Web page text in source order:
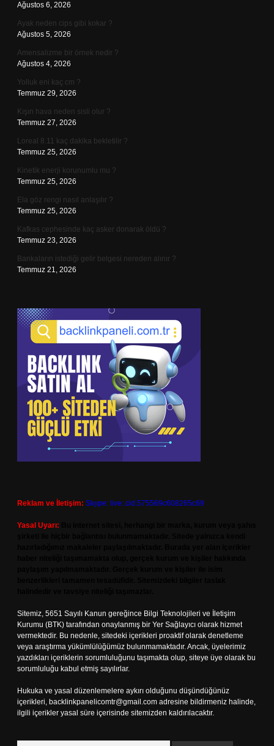
Ağustos 6, 2026
Ayak neden cips gibi kokar ?
Ağustos 5, 2026
Amensalizme bir örnek nedir ?
Ağustos 4, 2026
Yolluk eni kaç cm ?
Temmuz 29, 2026
Kışın hava neden sisli olur ?
Temmuz 27, 2026
Loreal 8.11 kaç dakika bekletilir ?
Temmuz 25, 2026
Kinetik enerji korunumlu mu ?
Temmuz 25, 2026
Ela göz rengi nasıl anlaşılır ?
Temmuz 25, 2026
Kafkas cephesinde kaç asker donarak öldü ?
Temmuz 23, 2026
Bankaların istediği gelir belgesi nereden alınır ?
Temmuz 21, 2026
Reklam ve İletişim: Skype: live:.cid.575569c608265c69
Yasal Uyarı:
Sitemiz, 5651 Sayılı Kanun gereğince Bilgi Teknolojileri ve İletişim
Kurumu (BTK) tarafından onaylanmış bir Yer Sağlayıcı olarak hizmet
vermektedir. Bu nedenle, sitedeki içerikleri proaktif olarak denetleme
veya araştırma yükümlülüğümüz bulunmamaktadır. Ancak, üyelerimiz
yazdıkları içeriklerin sorumluluğunu taşımakta olup, siteye üye olarak bu
sorumluluğu kabul etmiş sayılırlar.
Hukuka ve yasal düzenlemelere aykırı olduğunu düşündüğünüz
içerikleri, backlinkpanelicomtr@gmail.com adresine bildirmeniz halinde,
ilgili içerikler yasal süre içerisinde sitemizden kaldırılacaktır.